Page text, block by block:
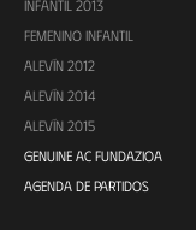
INFANTIL 2013
FEMENINO INFANTIL
ALEVÍN 2012
ALEVÍN 2014
ALEVÍN 2015
GENUINE AC FUNDAZIOA
AGENDA DE PARTIDOS